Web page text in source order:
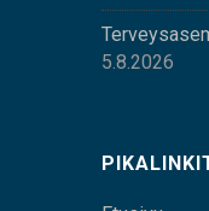
5.8.2026